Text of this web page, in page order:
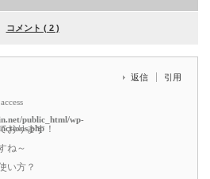
コメント ( 2 )
public_html/wp-
返信 引用
おります！
ね～
い方？